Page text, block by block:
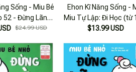
Sống - Miu Bé
52 - Đừng Lãng
Ăn Nhé!
$24.99 USD
Ehon Kĩ Năng Sống -
Miu Tự Lập: Đi Học (từ
Tuổi) (song Ngữ Anh -
$13.99 USD